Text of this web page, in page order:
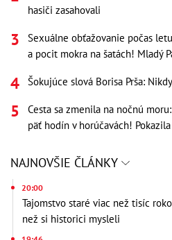
hasiči zasahovali
Sexuálne obťažovanie počas
a pocit mokra na šatách! Mladý
Šokujúce slová Borisa Prša:
Cesta sa zmenila na nočnú
päť hodín v horúčavách!
NAJNOVŠIE ČLÁNKY
20:00
Tajomstvo staré viac než tisíc
než si historici mysleli